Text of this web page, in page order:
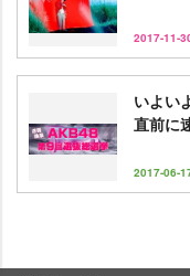
2017-11-
いよい
直前に
2017-06-